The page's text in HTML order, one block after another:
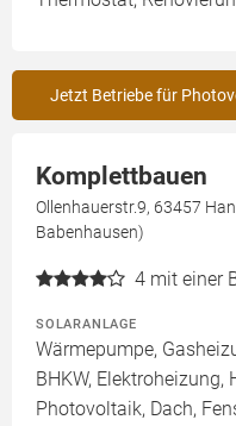
Jetzt Betriebe für
Komplettbauen
Ollenhauerstr.9, 63457
Babenhausen)
4 mit einer
SOLARANLAGE
Wärmepumpe,
BHKW, Elektroheizung,
Photovoltaik, Dach,